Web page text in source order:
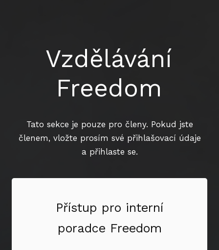
Vzdělávání
Freedom
Tato sekce je pouze pro členy. Pokud jste
členem, vložte prosím své přihlašovací údaje
a přihlaste se.
Přístup pro interní
poradce Freedom